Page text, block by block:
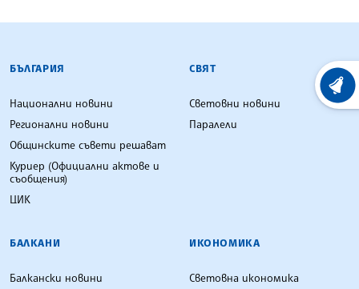
БЪЛГАРСКА ТЕЛЕГРАФНА АГЕНЦИЯ
БЪЛГАРИЯ
Национални новини
Регионални новини
Общинските съвети решават
Куриер (Официални актове и
съобщения)
ЦИК
СВЯТ
Световни новини
Паралели
БАЛКАНИ
Балкански новини
ИКОНОМИКА
Световна икономика